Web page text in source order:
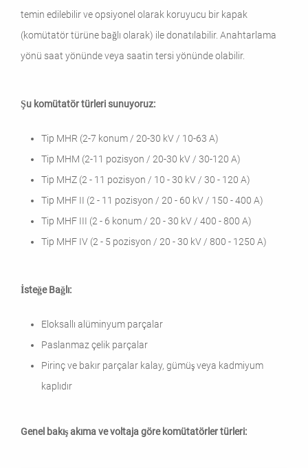
temin edilebilir ve opsiyonel olarak koruyucu bir kapak
(komütatör türüne bağlı olarak) ile donatılabilir. Anahtarlama
yönü saat yönünde veya saatin tersi yönünde olabilir.
Şu komütatör türleri sunuyoruz:
Tip MHR (2-7 konum / 20-30 kV / 10-63 A)
Tip MHM (2-11 pozisyon / 20-30 kV / 30-120 A)
Tip MHZ (2 - 11 pozisyon / 10 - 30 kV / 30 - 120 A)
Tip MHF II (2 - 11 pozisyon / 20 - 60 kV / 150 - 400 A)
Tip MHF III (2 - 6 konum / 20 - 30 kV / 400 - 800 A)
Tip MHF IV (2 - 5 pozisyon / 20 - 30 kV / 800 - 1250 A)
İsteğe Bağlı:
Eloksallı alüminyum parçalar
Paslanmaz çelik parçalar
Pirinç ve bakır parçalar kalay, gümüş veya kadmiyum
kaplıdır
Genel bakış akıma ve voltaja göre komütatörler türleri: